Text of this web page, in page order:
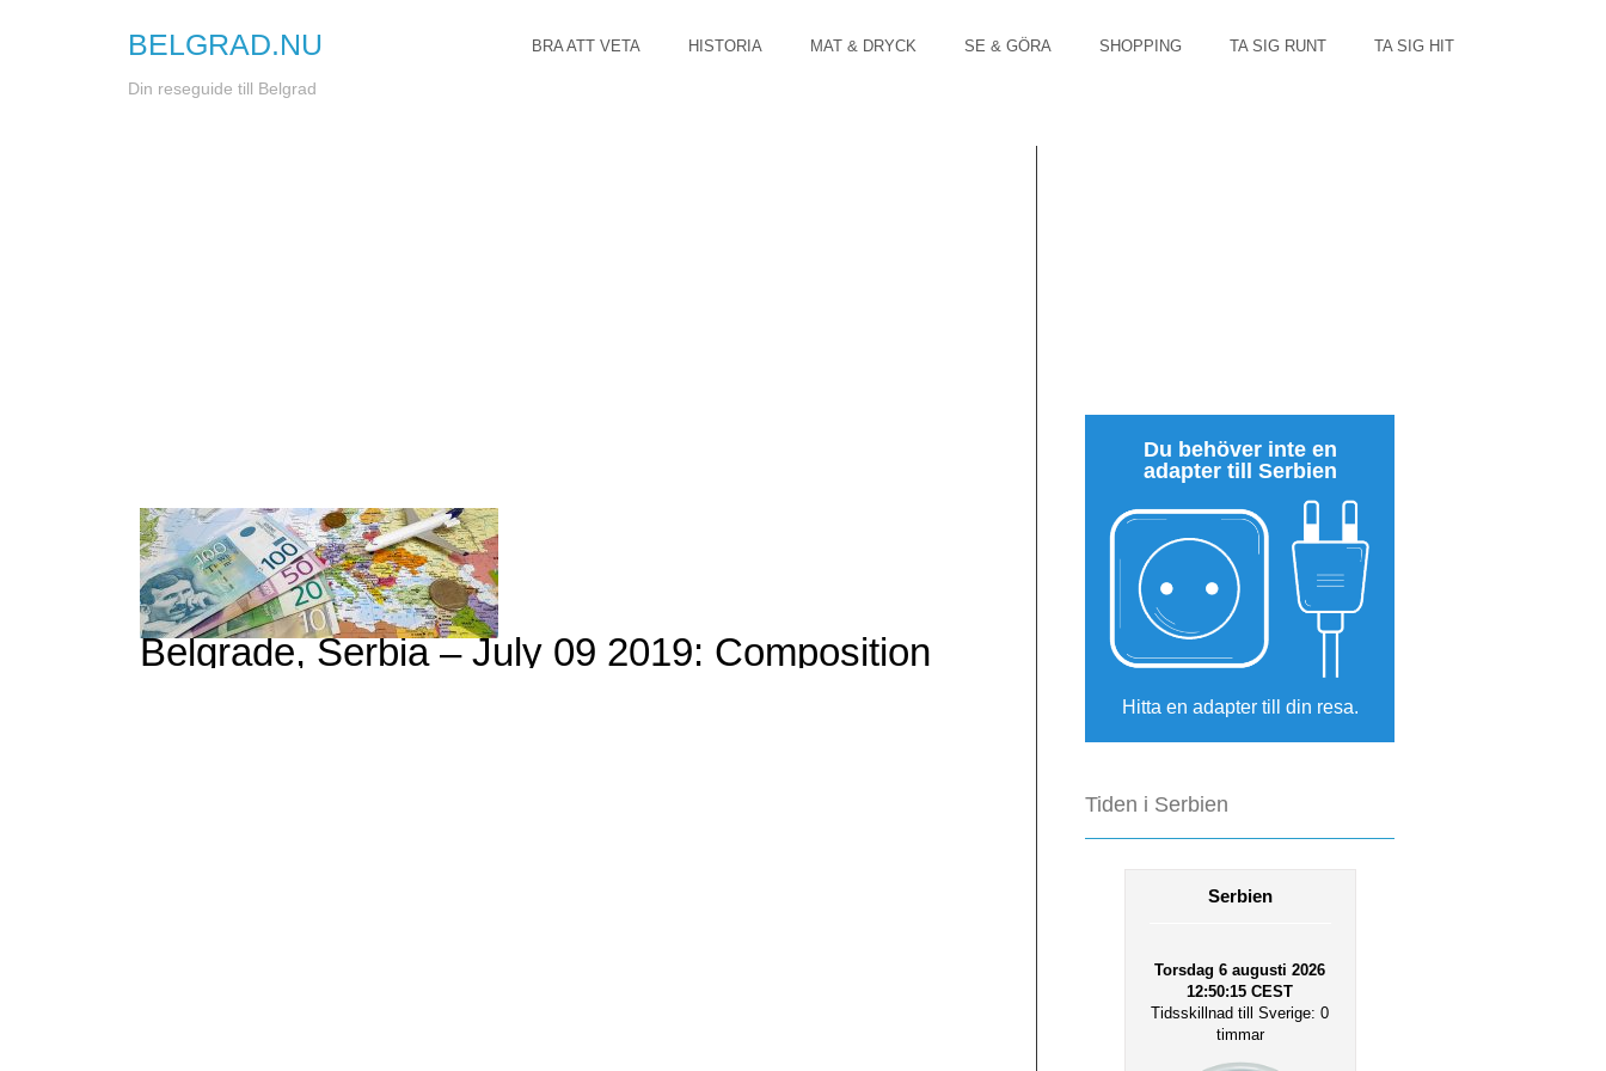
BELGRAD.NU
Din reseguide till Belgrad
BRA ATT VETA HISTORIA MAT & DRYCK SE & GÖRA SHOPPING TA SIG RUNT TA SIG HIT
Belgrade, Serbia – July 09 2019: Composition
Du behöver inte en
adapter till Serbien
Hitta en adapter till din resa.
Tiden i Serbien
Serbien
Torsdag 6 augusti 2026
12:50:15 CEST
Tidsskillnad till Sverige: 0
timmar